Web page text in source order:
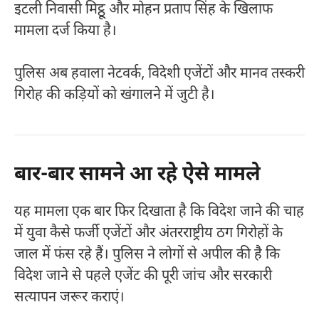
इटली निवासी मिट्ठू और मोहन प्रताप सिंह के खिलाफ
मामला दर्ज किया है।
पुलिस अब हवाला नेटवर्क, विदेशी एजेंटों और मानव तस्करी
गिरोह की कड़ियों को खंगालने में जुटी है।
बार-बार सामने आ रहे ऐसे मामले
यह मामला एक बार फिर दिखाता है कि विदेश जाने की चाह
में युवा कैसे फर्जी एजेंटों और अंतरराष्ट्रीय ठग गिरोहों के
जाल में फंस रहे हैं। पुलिस ने लोगों से अपील की है कि
विदेश जाने से पहले एजेंट की पूरी जांच और सरकारी
सत्यापन जरूर कराएं।